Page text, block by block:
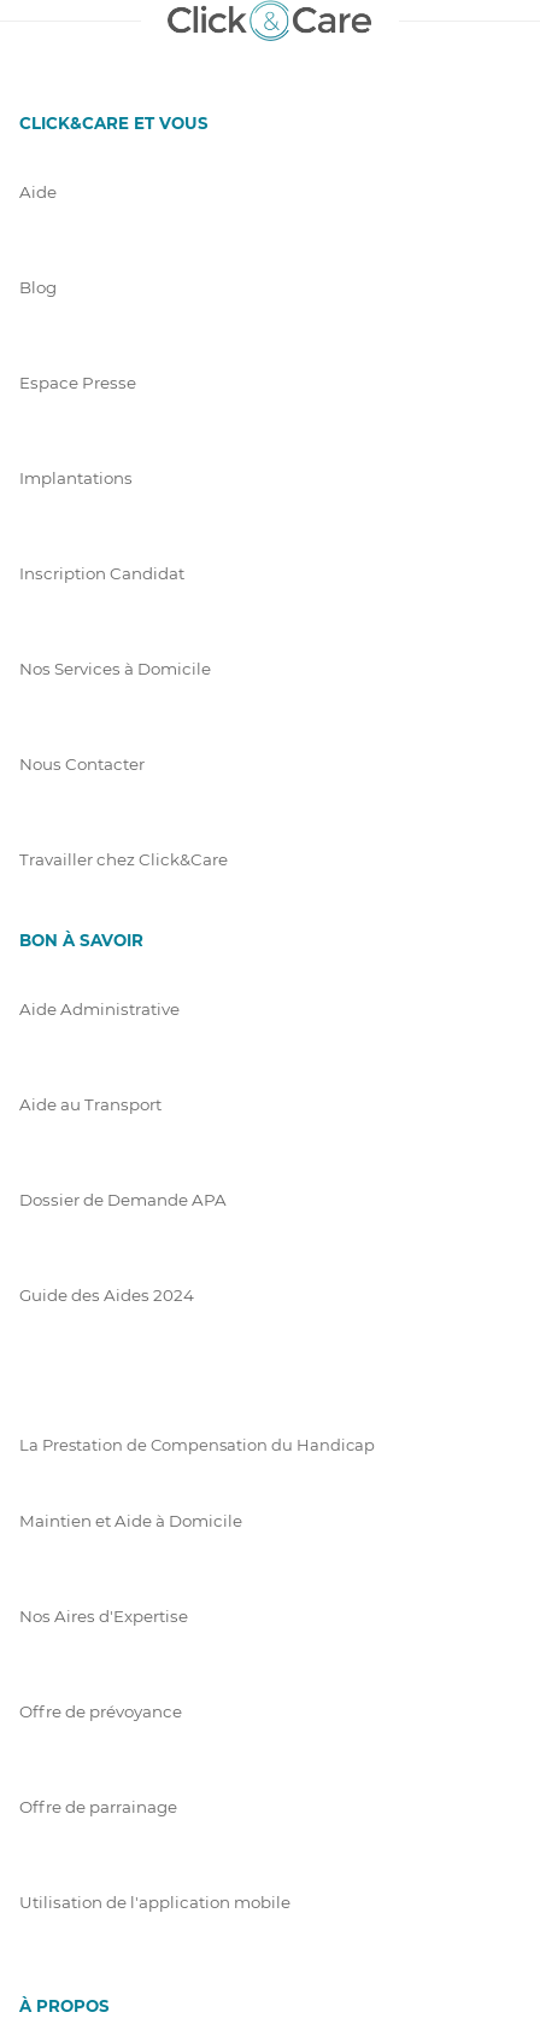
CLICK&CARE ET VOUS
Aide
Blog
Espace Presse
Implantations
Inscription Candidat
Nos Services à Domicile
Nous Contacter
Travailler chez Click&Care
BON À SAVOIR
Aide Administrative
Aide au Transport
Dossier de Demande APA
Guide des Aides 2024
La Prestation de Compensation du Handicap
Maintien et Aide à Domicile
Nos Aires d'Expertise
Offre de prévoyance
Offre de parrainage
Utilisation de l'application mobile
À PROPOS